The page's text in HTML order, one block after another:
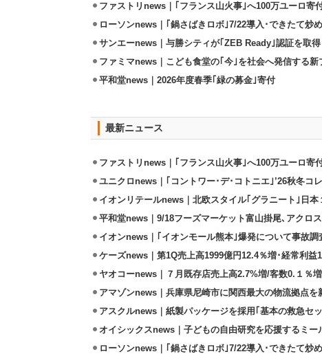
ファストリnews｜｢フランス山火事｣へ100万ユーロ寄
ローソンnews｜｢鍋さばきロボ｣7/22導入･できたて炒
サンエーnews｜与勝シティが｢ZEB Ready｣認証を取得
ファミマnews｜こども食堂の｢今｣を社会へ発信する新
平和堂news｜2026年度春季｢緑の募金｣寄付
最新ニュース
ファストリnews｜｢フランス山火事｣へ100万ユーロ寄
ユニクロnews｜｢コントワー･デ･コトニエ｣’26秋冬コ
イオンリテールnews｜北欧スタイル｢グラニート｣日
平和堂news｜9/18フーズマーケット富山掛尾､アクロ
イオンnews｜｢イオンモール熊本｣爆発について事故調
ケーズnews｜第1Q売上高1999億円12.4％増･経常利益
ヤオコーnews｜７月既存店売上高2.7%増/客数0.１％
アマゾンnews｜兵庫県尼崎市に関西最大の物流拠点を
アスクルnews｜紙製パッケージを採用｢基本の救急セ
オイシックスnews｜子どもの自由研究を応援するミー
ローソンnews｜｢鍋さばきロボ｣7/22導入･できたて炒